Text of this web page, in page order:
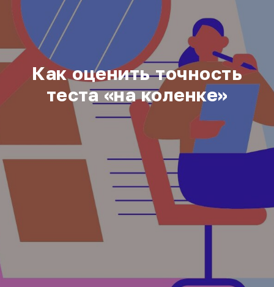
Как оценить точность
теста «на коленке»